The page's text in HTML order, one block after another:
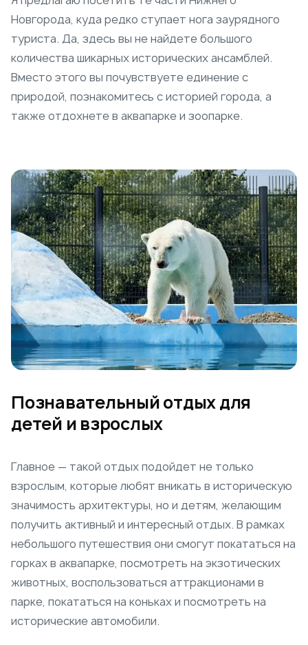
Новгорода, куда редко ступает нога заурядного
туриста. Да, здесь вы не найдете большого
количества шикарных исторических ансамблей.
Вместо этого вы почувствуете единение с
природой, познакомитесь с историей города, а
также отдохнете в аквапарке и зоопарке.
Познавательный отдых для
детей и взрослых
Главное — такой отдых подойдет не только
взрослым, которые любят вникать в историческую
значимость архитектуры, но и детям, желающим
получить активный и интересный отдых. В рамках
небольшого путешествия они смогут покататься на
горках в аквапарке, посмотреть на экзотических
животных, воспользоваться аттракционами в
парке, покататься на коньках и посмотреть на
исторические автомобили.